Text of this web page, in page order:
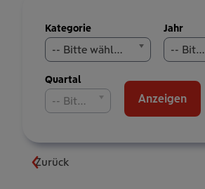
Meldungen
filtern
Kategorie
-- Bitte wählen Sie aus --
Jahr
-- Bitte
Quartal
-- Bitte wählen Sie aus --
Anzeigen
Zurück